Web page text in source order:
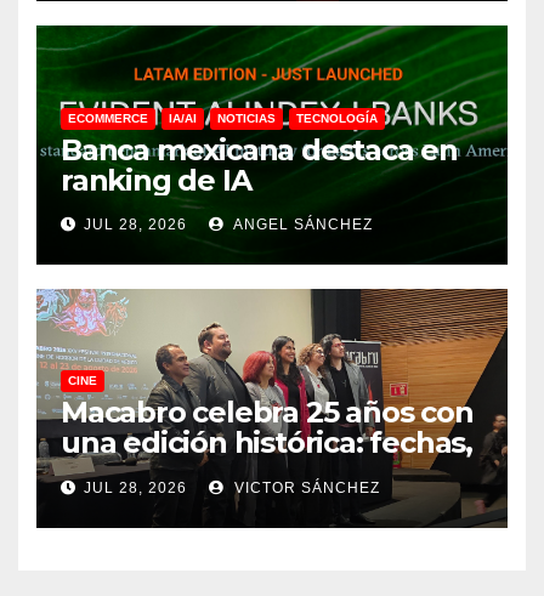
ECOMMERCE IA/AI NOTICIAS TECNOLOGÍA
Banca mexicana destaca en
ranking de IA
JUL 28, 2026 ANGEL SÁNCHEZ
CINE
Macabro celebra 25 años con
una edición histórica: fechas,
sedes, invitados y todo lo que
debes saber
JUL 28, 2026 VICTOR SÁNCHEZ